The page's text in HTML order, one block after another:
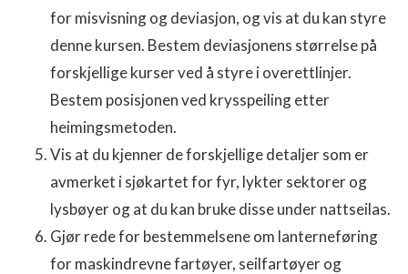
for misvisning og deviasjon, og vis at du kan styre
denne kursen. Bestem deviasjonens størrelse på
forskjellige kurser ved å styre i overettlinjer.
Bestem posisjonen ved krysspeiling etter
heimingsmetoden.
Vis at du kjenner de forskjellige detaljer som er
avmerket i sjøkartet for fyr, lykter sektorer og
lysbøyer og at du kan bruke disse under nattseilas.
Gjør rede for bestemmelsene om lanterneføring
for maskindrevne fartøyer, seilfartøyer og